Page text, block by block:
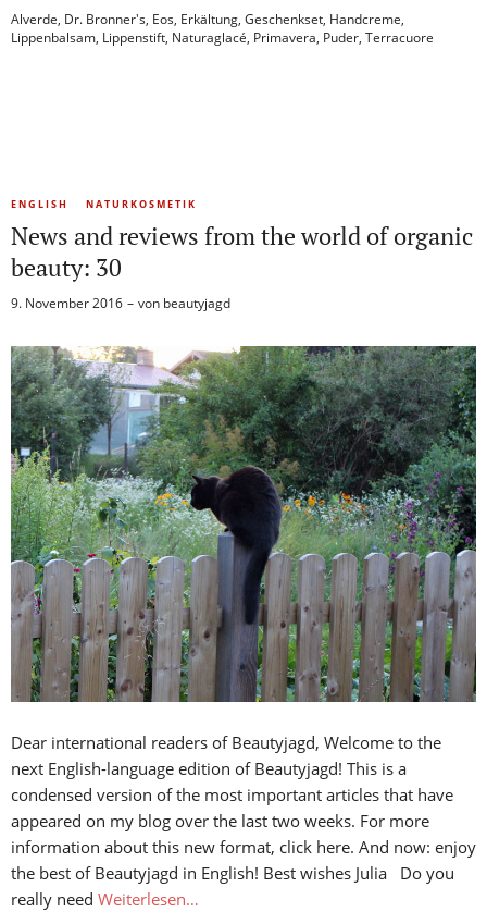
Alverde, Dr. Bronner's, Eos, Erkältung, Geschenkset, Handcreme,
Lippenbalsam, Lippenstift, Naturaglacé, Primavera, Puder, Terracuore
ENGLISH NATURKOSMETIK
News and reviews from the world of organic
beauty: 30
9. November 2016 von beautyjagd
Dear international readers of Beautyjagd, Welcome to the
next English-language edition of Beautyjagd! This is a
condensed version of the most important articles that have
appeared on my blog over the last two weeks. For more
information about this new format, click here. And now: enjoy
the best of Beautyjagd in English! Best wishes Julia Do you
really need Weiterlesen…